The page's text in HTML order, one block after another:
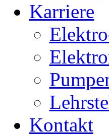
Karriere
Kontakt